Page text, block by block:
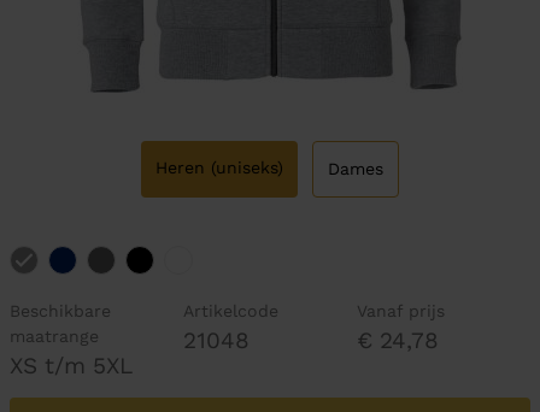
Heren (uniseks) Dames
Beschikbare
maatrange
XS t/m 5XL
Artikelcode
21048
Vanaf prijs
€ 24,78